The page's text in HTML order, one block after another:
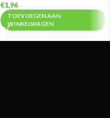
€1,96
TOEVOEGEN AAN
WINKELWAGEN